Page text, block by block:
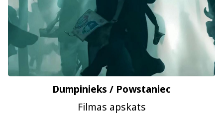
Dumpinieks / Powstaniec
Filmas apskats